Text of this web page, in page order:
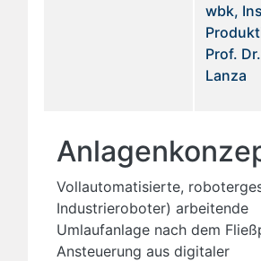
wbk,
Prof.
Lanza
Vollautomatisierte,
Industrieroboter) arbeitende
Umlaufanlage nach dem
Ansteuerung aus digitaler